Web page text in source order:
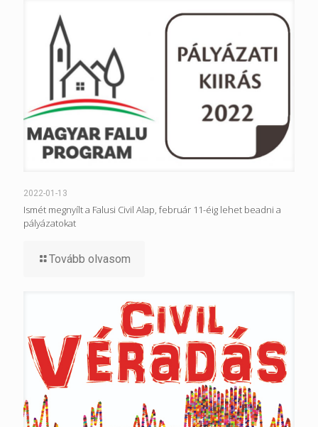
2022-01-13
Ismét megnyílt a Falusi Civil Alap, február 11-éig lehet beadni a
pályázatokat
Tovább olvasom